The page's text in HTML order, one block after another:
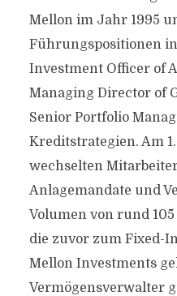
Mellon im Jahr 1995
Führungspositionen
Investment Officer of
Managing Director of
Senior Portfolio
Kreditstrategien. Am
wechselten
Anlagemandate und
Volumen von rund
die zuvor zum Fixed-
Mellon Investments
Vermögensverwalter